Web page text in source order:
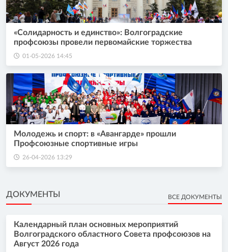
«Солидарность и единство»: Волгоградские
профсоюзы провели первомайские торжества
01-05-2026 14:45
Молодежь и спорт: в «Авангарде» прошли
Профсоюзные спортивные игры
26-04-2026 13:29
ДОКУМЕНТЫ ВСЕ ДОКУМЕНТЫ
Календарный план основных мероприятий
Волгоградского областного Совета профсоюзов на
Август 2026 года